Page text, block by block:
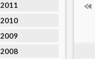
2011
2010
2009
2008